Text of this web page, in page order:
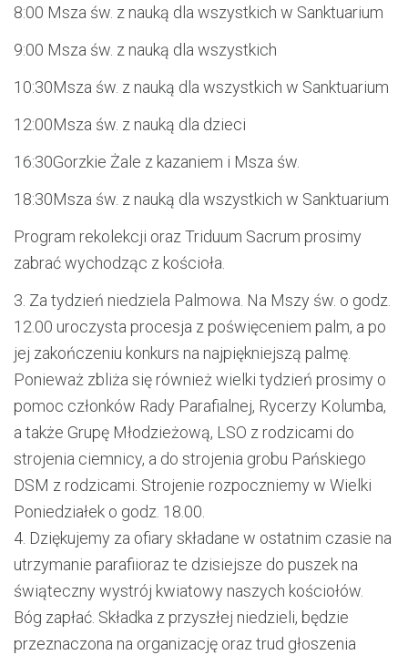
8:00 Msza św. z nauką dla wszystkich w Sanktuarium
9:00 Msza św. z nauką dla wszystkich
10:30Msza św. z nauką dla wszystkich w Sanktuarium
12:00Msza św. z nauką dla dzieci
16:30Gorzkie Żale z kazaniem i Msza św.
18:30Msza św. z nauką dla wszystkich w Sanktuarium
Program rekolekcji oraz Triduum Sacrum prosimy
zabrać wychodząc z kościoła
3. Za tydzień niedziela Palmowa Na Mszy św. o godz.
12.00 uroczysta procesja z poświęceniem palm, a po
jej zakończeniu konkurs na najpiękniejszą palmę
Ponieważ zbliża się również wielki tydzień prosimy o
pomoc członków Rady Parafialnej, Rycerzy Kolumba,
a także Grupę Młodzieżową, LSO z rodzicami do
strojenia ciemnicy, a do strojenia grobu Pańskiego
DSM z rodzicami Strojenie rozpoczniemy w Wielki
Poniedziałek o godz. 18.00.
4. Dziękujemy za ofiary składane w ostatnim czasie na
utrzymanie parafiioraz te dzisiejsze do puszek na
świąteczny wystrój kwiatowy naszych kościołów
Bóg zapłać. Składka z przyszłej niedzieli, będzie
przeznaczona na organizację oraz trud głoszenia